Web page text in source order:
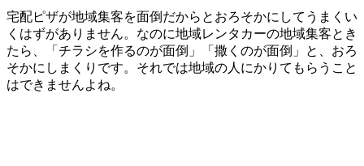
宅配ピザが地域集客を面倒だからとおろそかにしてうまくい
くはずがありません。なのに地域レンタカーの地域集客とき
たら、「チラシを作るのが面倒」「撒くのが面倒」と、おろ
そかにしまくりです。それでは地域の人にかりてもらうこと
はできませんよね。